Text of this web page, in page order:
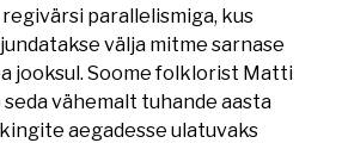
parallelismiga, kus
välja mitme sarnase
jooksul. Soome folklorist Matti
seda vähemalt tuhande aasta
aegadesse ulatuvaks